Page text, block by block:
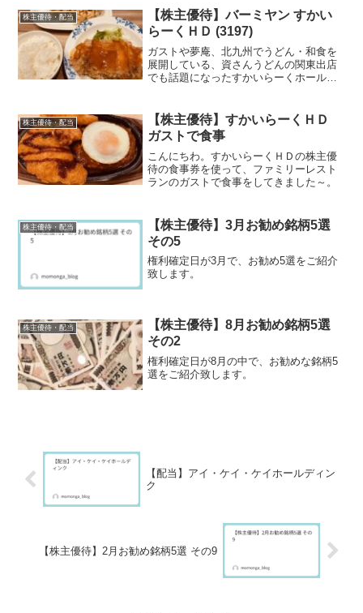
株主優待・配当
【株主優待】バーミヤン すかい
らーくＨＤ (3197)
ガストや夢庵、北九州でうどん・和食を
展開している、資さんうどんの関東出店
でも話題になったすかいらーくホールデ
株主優待・配当
【株主優待】すかいらーくＨＤ
ガストで食事
こんにちわ。すかいらーくＨＤの株主優
待の食事券を使って、ファミリーレスト
ランのガストで食事をしてきました～。
株主優待・配当
【株主優待】3月お勧め銘柄5選
その5
権利確定日が3月で、お勧め5選をご紹介
致します。
株主優待・配当
【株主優待】8月お勧め銘柄5選
その2
権利確定日が8月の中で、お勧めな銘柄5
選をご紹介致します。
【配当】アイ・ケイ・ケイホールディン
ク
【株主優待】2月お勧め銘柄5選 その9